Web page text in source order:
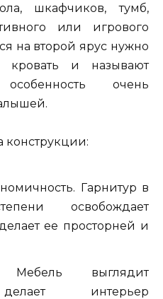
шкафчиков, тумб,
или игрового
на второй ярус нужно
кровать и называют
очень
конструкции:
Гарнитур в
освобождает
ее просторней и
Мебель выглядит
интерьер